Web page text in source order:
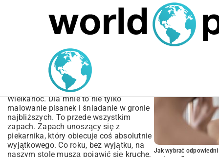
MARIUSZ ŁAMAGA 04.10.2025
Przepis na wielkanocne
ciasteczka zajączki |
Kruche i Pyszne
Wielkanoc. Dla mnie to nie tylko
malowanie pisanek i śniadanie w gronie
najbliższych. To przede wszystkim
zapach. Zapach unoszący się z
piekarnika, który obiecuje coś absolutnie
wyjątkowego. Co roku, bez wyjątku, na
naszym stole muszą pojawić się kruche, Jak wybrać